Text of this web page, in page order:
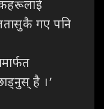
गए पनि
है ।’